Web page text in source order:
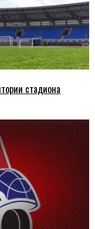
стадиона